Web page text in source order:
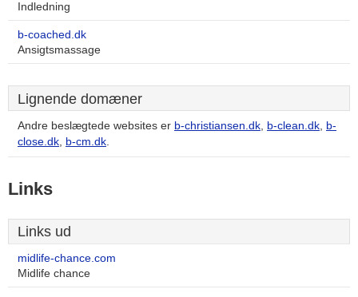
Indledning
b-coached.dk
Ansigtsmassage
Lignende domæner
Andre beslægtede websites er b-christiansen.dk, b-clean.dk, b-
close.dk, b-cm.dk.
Links
Links ud
midlife-chance.com
Midlife chance